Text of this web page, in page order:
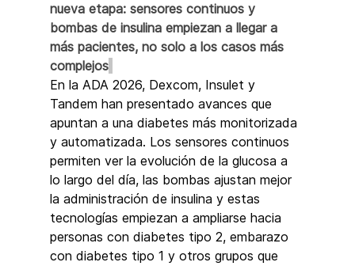
nueva etapa: sensores continuos y
bombas de insulina empiezan a llegar a
más pacientes, no solo a los casos más
complejos
En la ADA 2026, Dexcom, Insulet y
Tandem han presentado avances que
apuntan a una diabetes más monitorizada
y automatizada. Los sensores continuos
permiten ver la evolución de la glucosa a
lo largo del día, las bombas ajustan mejor
la administración de insulina y estas
tecnologías empiezan a ampliarse hacia
personas con diabetes tipo 2, embarazo
con diabetes tipo 1 y otros grupos que